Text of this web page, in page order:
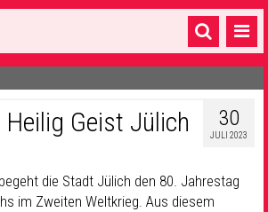
30
JULI 2023
Geist Jülich
die Stadt Jülich den 80. Jahrestag
im Zweiten Weltkrieg. Aus diesem